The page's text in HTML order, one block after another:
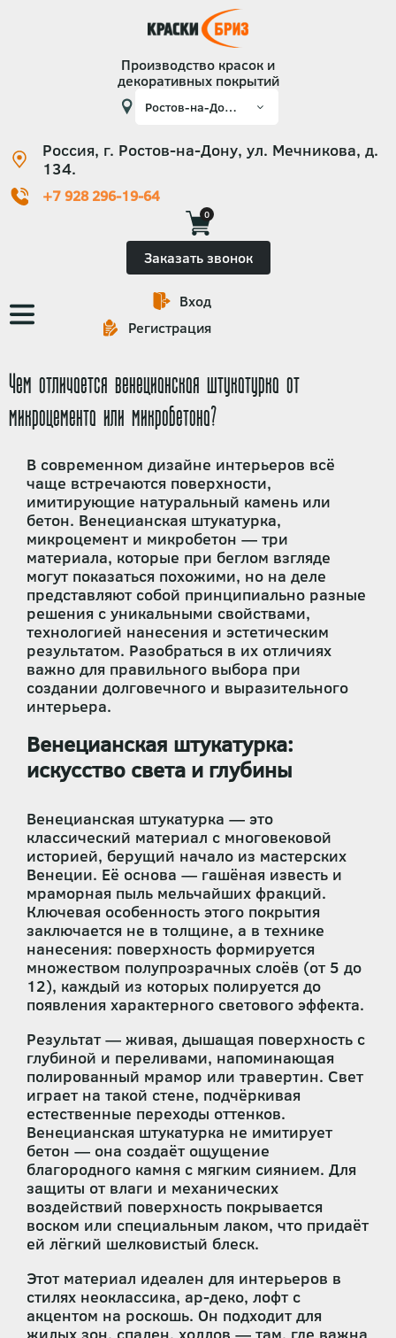
Производство красок и
декоративных покрытий
Россия, г. Ростов-на-Дону, ул. Мечникова, д.
134.
+7 928 296-19-64
0
Заказать звонок
Основная
навигация
Вход
Регистрация
Чем отличается венецианская штукатурка от
микроцемента или микробетона?
В современном дизайне интерьеров всё
чаще встречаются поверхности,
имитирующие натуральный камень или
бетон. Венецианская штукатурка,
микроцемент и микробетон — три
материала, которые при беглом взгляде
могут показаться похожими, но на деле
представляют собой принципиально разные
решения с уникальными свойствами,
технологией нанесения и эстетическим
результатом. Разобраться в их отличиях
важно для правильного выбора при
создании долговечного и выразительного
интерьера.
Венецианская штукатурка:
искусство света и глубины
Венецианская штукатурка — это
классический материал с многовековой
историей, берущий начало из мастерских
Венеции. Её основа — гашёная известь и
мраморная пыль мельчайших фракций.
Ключевая особенность этого покрытия
заключается не в толщине, а в технике
нанесения: поверхность формируется
множеством полупрозрачных слоёв (от 5 до
12), каждый из которых полируется до
появления характерного светового эффекта.
Результат — живая, дышащая поверхность с
глубиной и переливами, напоминающая
полированный мрамор или травертин. Свет
играет на такой стене, подчёркивая
естественные переходы оттенков.
Венецианская штукатурка не имитирует
бетон — она создаёт ощущение
благородного камня с мягким сиянием. Для
защиты от влаги и механических
воздействий поверхность покрывается
воском или специальным лаком, что придаёт
ей лёгкий шелковистый блеск.
Этот материал идеален для интерьеров в
стилях неоклассика, ар-деко, лофт с
акцентом на роскошь. Он подходит для